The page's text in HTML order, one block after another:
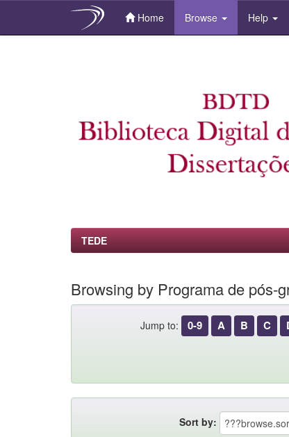
Home Browse Help
TEDE
Browsing by Programa de pós-
Jump to: 0-9 A B C
Sort by: